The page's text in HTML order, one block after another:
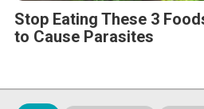
Stop Eating These 3
to Cause Parasites